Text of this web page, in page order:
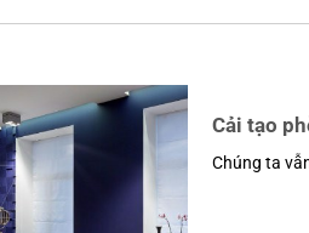
Cải tạo
Chúng ta